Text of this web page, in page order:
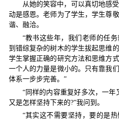
从她的笑容中，可以真切地感
动是感恩。老师为了学生，学生尊
谐、融洽。
“教书这些年，我们老师的任
到错综复杂的树木的学生拔起思维
学生掌握正确的研究方法和思维方
一个人的力量是微小的。只有靠我
体系一步步完善。”
“同样的内容重复好多次，一年
又是怎样坚持下来的?”我问到。
“其实这不需要坚持，要的是